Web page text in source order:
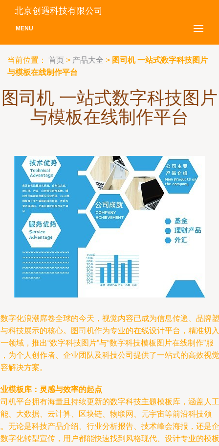
北京创遇科技有限公司
MENU
当前位置： 首页 > 产品大全 > 图司机 一站式数字科技图片
与模板在线制作平台
图司机 一站式数字科技图片
与模板在线制作平台
字化浪潮席卷全球的今天，视觉内容已成为信息传递、品牌塑
科技展示的核心。图司机作为专业的在线设计平台，精准切入
领域，推出“数字科技图片”与“数字科技模板图片在线制作”服
为个人创作者、企业团队及科技公司提供了一站式的高效视觉
解决方案。
模板库：灵感与效率的起点
机平台拥有海量且持续更新的数字科技主题模板库，涵盖人工
、大数据、云计算、区块链、物联网、元宇宙等前沿科技领
无论是科技产品介绍、行业分析报告、技术峰会海报，还是企
字化转型宣传，用户都能快速找到风格现代、设计专业的模板